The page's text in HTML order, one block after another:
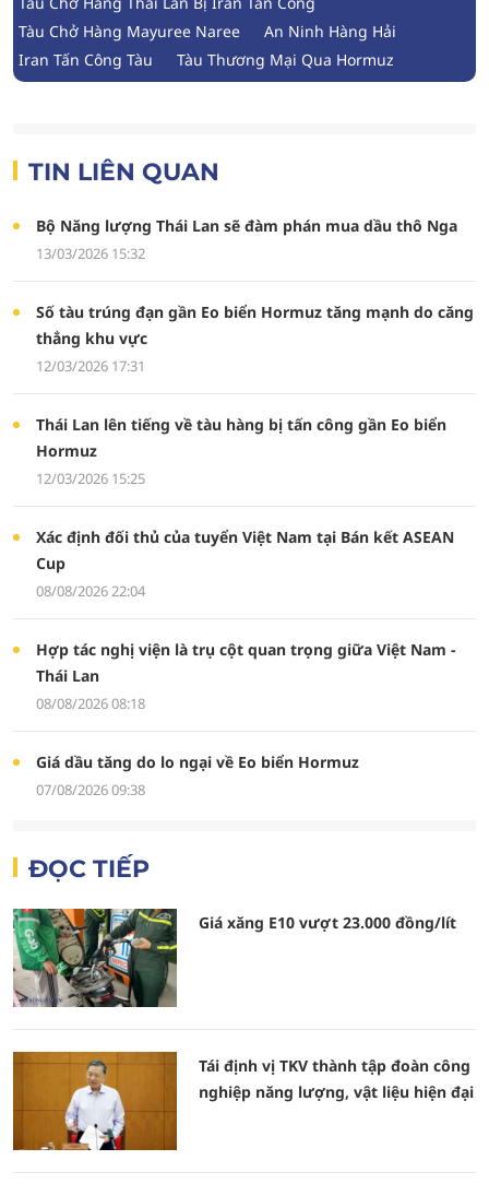
Tàu Chở Hàng Mayuree Naree
An Ninh Hàng Hải
Iran Tấn Công Tàu
Tàu Thương Mại Qua Hormuz
TIN LIÊN QUAN
Bộ Năng lượng Thái Lan sẽ đàm phán mua dầu thô Nga
13/03/2026 15:32
Số tàu trúng đạn gần Eo biển Hormuz tăng mạnh do căng
thẳng khu vực
12/03/2026 17:31
Thái Lan lên tiếng về tàu hàng bị tấn công gần Eo biển
Hormuz
12/03/2026 15:25
Xác định đối thủ của tuyển Việt Nam tại Bán kết ASEAN
Cup
08/08/2026 22:04
Hợp tác nghị viện là trụ cột quan trọng giữa Việt Nam -
Thái Lan
08/08/2026 08:18
Giá dầu tăng do lo ngại về Eo biển Hormuz
07/08/2026 09:38
ĐỌC TIẾP
Giá xăng E10 vượt 23.000 đồng/lít
Tái định vị TKV thành tập đoàn công
nghiệp năng lượng, vật liệu hiện đại